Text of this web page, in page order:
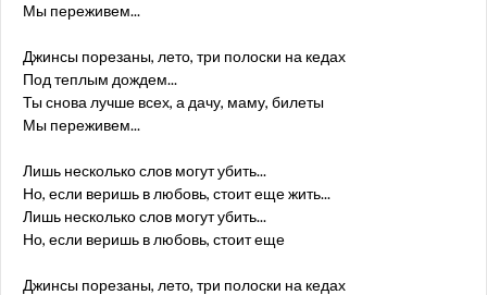
Мы переживем...
Джинсы порезаны, лето, три полоски на кедах
Под теплым дождем...
Ты снова лучше всех, а дачу, маму, билеты
Мы переживем...
Лишь несколько слов могут убить...
Но, если веришь в любовь, стоит еще жить...
Лишь несколько слов могут убить...
Но, если веришь в любовь, стоит еще
Джинсы порезаны, лето, три полоски на кедах